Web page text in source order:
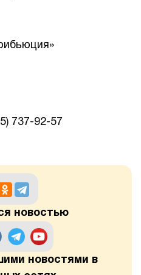
737-92-57
новостью
новостями в